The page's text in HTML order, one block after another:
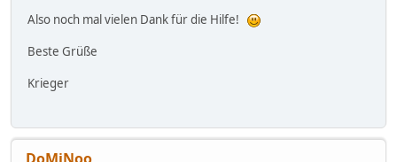
Also noch mal vielen Dank für die Hilfe!
Beste Grüße
Krieger